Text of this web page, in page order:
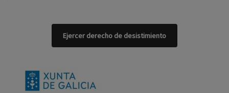
Ejercer derecho de desistimiento